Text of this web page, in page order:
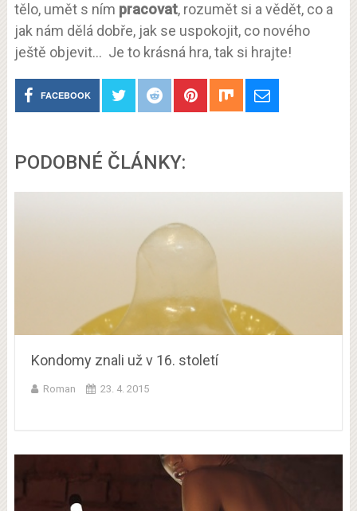
tělo, umět s ním pracovat, rozumět si a vědět, co a
jak nám dělá dobře, jak se uspokojit, co nového
ještě objevit… Je to krásná hra, tak si hrajte!
FACEBOOK
PODOBNÉ ČLÁNKY:
Kondomy znali už v 16. století
Roman 23. 4. 2015